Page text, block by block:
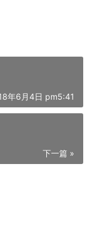
年6月4日 pm5:41
下一篇 »